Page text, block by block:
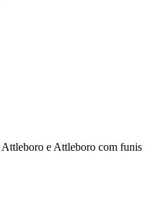
e Attleboro com funis